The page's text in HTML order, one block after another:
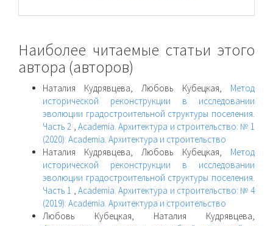
Наиболее читаемые статьи этого
автора (авторов)
Наталия Кудрявцева, Любовь Кубецкая, Метод
исторической реконструкции в исследовании
эволюции градостроительной структуры поселения.
Часть 2 ,Academia. Архитектура и строительство: № 1
(2020): Academia. Архитектура и строительство
Наталия Кудрявцева, Любовь Кубецкая, Метод
исторической реконструкции в исследовании
эволюции градостроительной структуры поселения.
Часть 1 ,Academia. Архитектура и строительство: № 4
(2019): Academia. Архитектура и строительство
Любовь Кубецкая, Наталия Кудрявцева,